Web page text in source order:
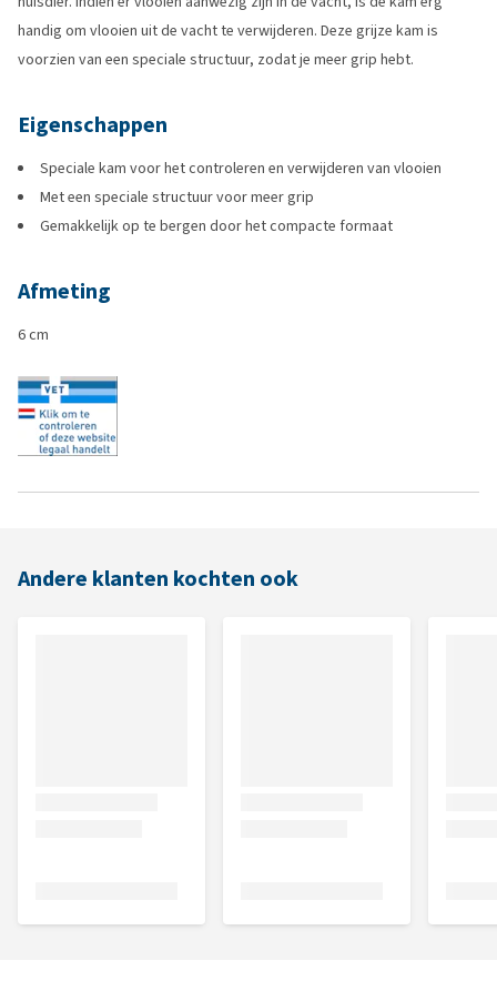
handig om vlooien uit de vacht te verwijderen. Deze grijze kam is
voorzien van een speciale structuur, zodat je meer grip hebt.
Eigenschappen
Speciale kam voor het controleren en verwijderen van vlooien
Met een speciale structuur voor meer grip
Gemakkelijk op te bergen door het compacte formaat
Afmeting
6 cm
Andere klanten kochten ook